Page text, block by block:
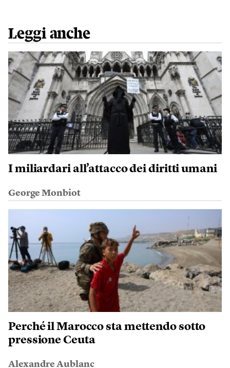
Leggi anche
I miliardari all’attacco dei diritti umani
George Monbiot
Perché il Marocco sta mettendo sotto
pressione Ceuta
Alexandre Aublanc